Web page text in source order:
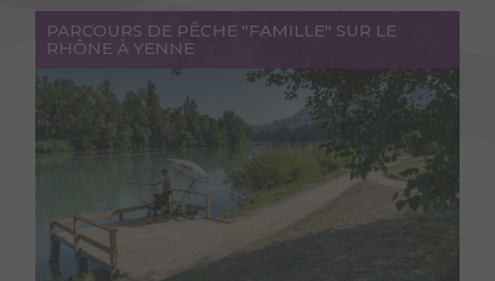
PARCOURS DE PÊCHE "FAMILLE" SUR LE
RHÔNE À YENNE